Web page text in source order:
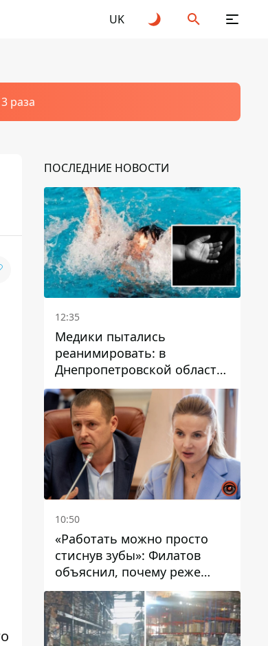
UK
раза
ПОСЛЕДНИЕ НОВОСТИ
12:35
Медики пытались
реанимировать: в
Днепропетровской области
двухлетний мальчик утонул
в бассейне
10:50
«Работать можно просто
стиснув зубы»: Филатов
объяснил, почему реже
пишет в соцсетях и
раскритиковал медийность
чиновников